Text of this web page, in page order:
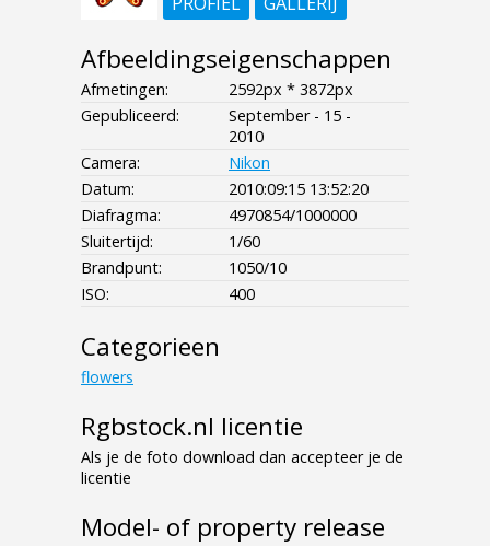
Afbeeldingseigenschappen
Afmetingen:
2592px * 3872px
Gepubliceerd:
September - 15 -
2010
Camera:
Nikon
Datum:
2010:09:15 13:52:20
Diafragma:
4970854/1000000
Sluitertijd:
1/60
Brandpunt:
1050/10
ISO:
400
Categorieen
flowers
Rgbstock.nl licentie
Als je de foto download dan accepteer je de
licentie
Model- of property release